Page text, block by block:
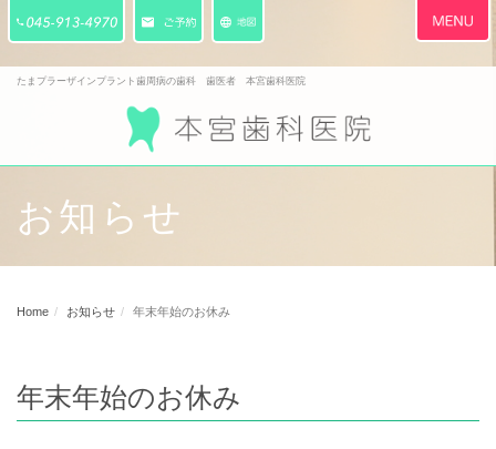
Toggle
たまプラーザインプラント歯周病の歯科 歯医者 本宮歯科医院
お知らせ
Home お知らせ 年末年始のお休み
年末年始のお休み